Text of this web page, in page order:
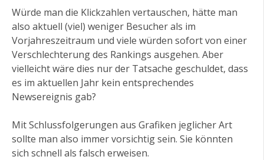
Würde man die Klickzahlen vertauschen, hätte man
also aktuell (viel) weniger Besucher als im
Vorjahreszeitraum und viele würden sofort von einer
Verschlechterung des Rankings ausgehen. Aber
vielleicht wäre dies nur der Tatsache geschuldet, dass
es im aktuellen Jahr kein entsprechendes
Newsereignis gab?
Mit Schlussfolgerungen aus Grafiken jeglicher Art
sollte man also immer vorsichtig sein. Sie könnten
sich schnell als falsch erweisen.